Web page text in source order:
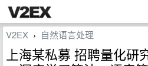
V2EX › 自然语言处理
上海某私募 招聘量化研